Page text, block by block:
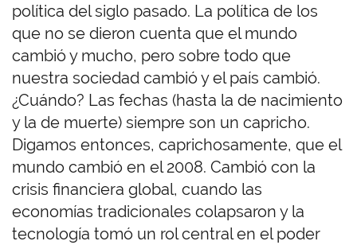
política del siglo pasado. La política de los
que no se dieron cuenta que el mundo
cambió y mucho, pero sobre todo que
nuestra sociedad cambió y el país cambió.
¿Cuándo? Las fechas (hasta la de nacimiento
y la de muerte) siempre son un capricho.
Digamos entonces, caprichosamente, que el
mundo cambió en el 2008. Cambió con la
crisis financiera global, cuando las
economías tradicionales colapsaron y la
tecnología tomó un rol central en el poder